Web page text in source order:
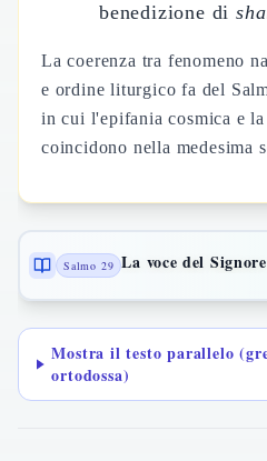
benedizione di
La coerenza tra fenomeno
e ordine liturgico fa del
in cui l'epifania cosmica e
coincidono nella medesima
Salmo 29 La voce del Signore
Mostra il testo parallelo
ortodossa)